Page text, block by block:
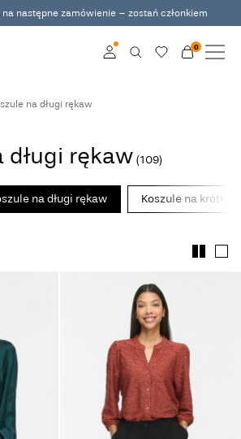
na następne zamówienie – zostań członkiem
VILA Club
0
na długi rękaw
długi rękaw (109)
na długi rękaw Koszule na krótki